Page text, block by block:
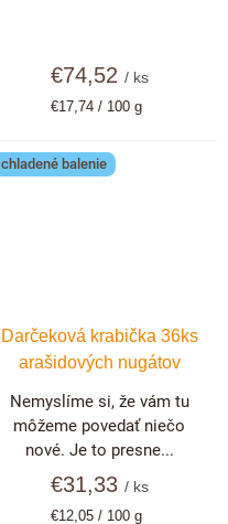
€74,52 / ks
Jednotková
€17,74 / 100 g
chladené balenie
Darčeková krabička 36ks
arašidových nugátov
€31,33 / ks
Jednotková
€12,05 / 100 g
Nemyslíme si, že vám tu
môžeme povedať niečo
nové. Je to presne...